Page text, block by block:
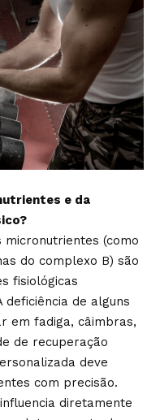
e da
micronutrientes (como
do complexo B) são
fisiológicas
deficiência de alguns
em fadiga, câimbras,
de recuperação
deve
com precisão.
diretamente